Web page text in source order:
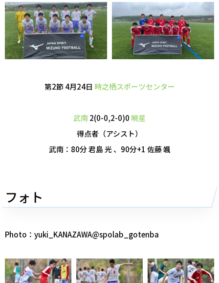
第2節 4月24日 時之栖スポーツセンター
武南2(0-0,2-0)0 暁星
得点者（アシスト）
武南：80分 君島 光 、90分+1 佐藤 颯
フォト
Photo：yuki_KANAZAWA@spolab_gotenba